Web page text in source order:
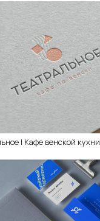
| Кафе венской